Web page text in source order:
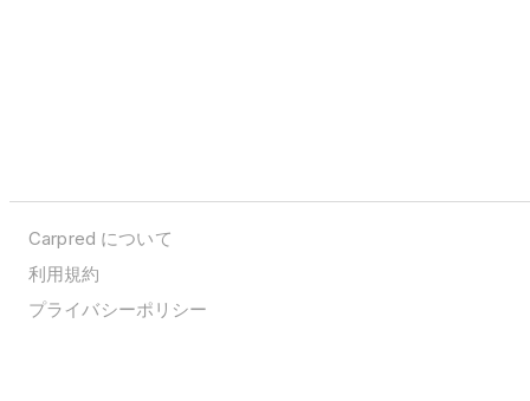
Carpred について
利用規約
プライバシーポリシー